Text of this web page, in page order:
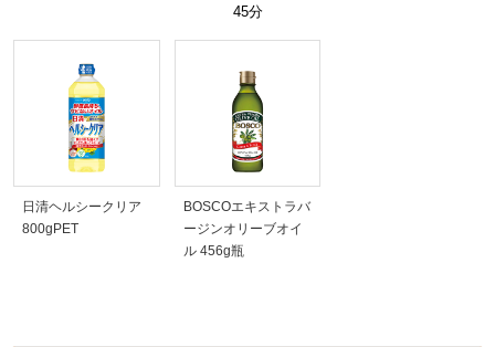
45分
日清ヘルシークリア
800gPET
BOSCOエキストラバ
ージンオリーブオイ
ル 456g瓶